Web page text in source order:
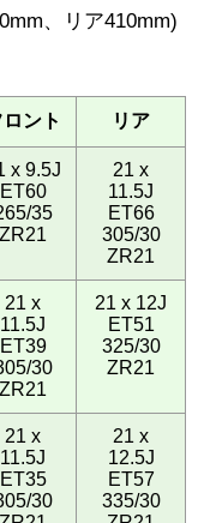
、リア410mm)
ロント リア
x 9.5J
ET60
35
ZR21
21 x
11.5J
ET66
305/30
ZR21
21 x
11.5J
ET39
30
ZR21
21 x 12J
ET51
325/30
ZR21
21 x
11.5J
ET35
30
21 x
12.5J
ET57
335/30